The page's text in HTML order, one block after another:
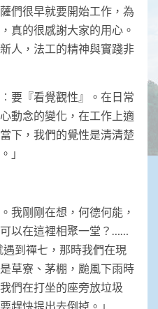
們很早就要開始工作，為
真的很感謝大家的用心。
人，法工的精神與實踐非
要『看覺觀性』。在日常
動念的變化，在工作上適
下，我們的覺性是清清楚
」
我剛剛在想，何德何能，
以在這裡相聚一堂？……
到禪七，那時我們在現
草寮、茅棚，颱風下雨時
們在打坐的座旁放垃圾
趕快提出去倒掉。」